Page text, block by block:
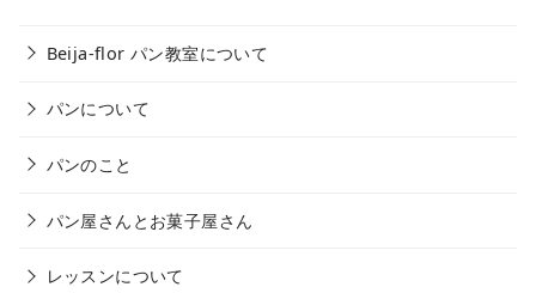
Beija-flor パン教室について
パンについて
パンのこと
パン屋さんとお菓子屋さん
レッスンについて